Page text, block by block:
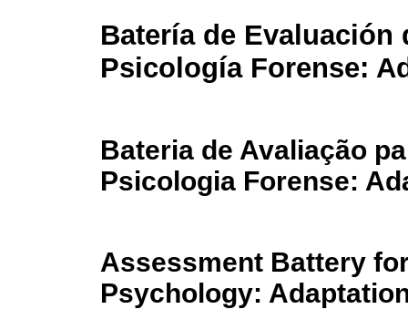
Batería de
Psicología Forense:
Bateria de Avaliação
Psicologia Forense:
Assessment Battery
Psychology: